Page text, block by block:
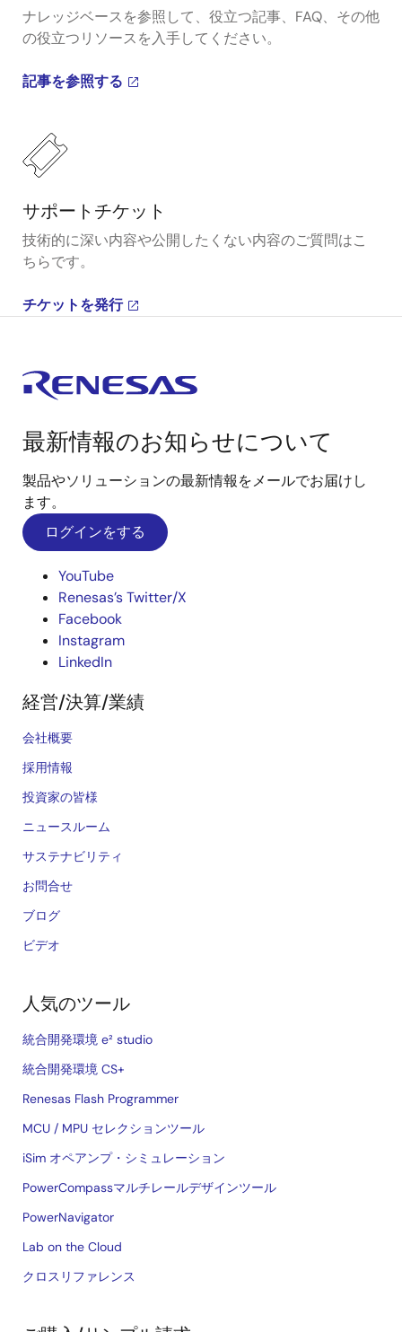
ナレッジベースを参照して、役立つ記事、FAQ、その他
の役立つリソースを入手してください。
記事を参照する
サポートチケット
技術的に深い内容や公開したくない内容のご質問はこ
ちらです。
チケットを発行
最新情報のお知らせについて
製品やソリューションの最新情報をメールでお届けし
ます。
ログインをする
YouTube
Renesas’s Twitter/X
Facebook
Instagram
LinkedIn
経営/決算/業績
会社概要
採用情報
投資家の皆様
ニュースルーム
サステナビリティ
お問合せ
ブログ
ビデオ
人気のツール
統合開発環境 e² studio
統合開発環境 CS+
Renesas Flash Programmer
MCU / MPU セレクションツール
iSim オペアンプ・シミュレーション
PowerCompassマルチレールデザインツール
PowerNavigator
Lab on the Cloud
クロスリファレンス